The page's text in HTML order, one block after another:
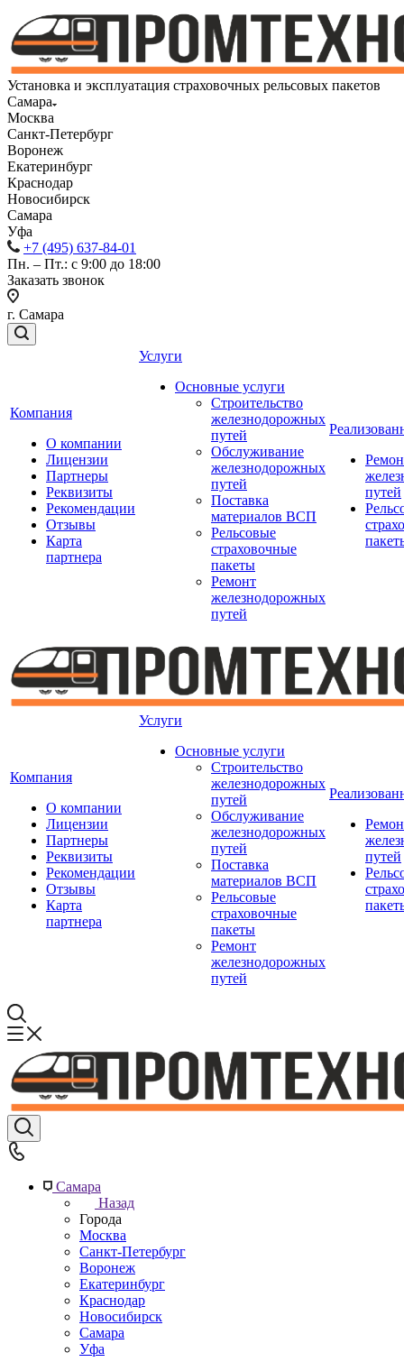
Установка и эксплуатация страховочных рельсовых пакетов
Самара
Москва
Санкт-Петербург
Воронеж
Екатеринбург
Краснодар
Новосибирск
Самара
Уфа
+7 (495) 637-84-01
Пн. – Пт.: с 9:00 до 18:00
Заказать звонок
г. Самара
Компания
О компании
Лицензии
Партнеры
Реквизиты
Рекомендации
Отзывы
Карта
партнера
Услуги
Основные услуги
Строительство
железнодорожных
путей
Обслуживание
железнодорожных
путей
Поставка
материалов ВСП
Рельсовые
страховочные
пакеты
Ремонт
железнодорожных
путей
путей
Компания
О компании
Лицензии
Партнеры
Реквизиты
Рекомендации
Отзывы
Карта
партнера
Услуги
Основные услуги
Строительство
железнодорожных
путей
Обслуживание
железнодорожных
путей
Поставка
материалов ВСП
Рельсовые
страховочные
пакеты
Ремонт
железнодорожных
путей
путей
Самара
Назад
Города
Москва
Санкт-Петербург
Воронеж
Екатеринбург
Краснодар
Новосибирск
Самара
Уфа